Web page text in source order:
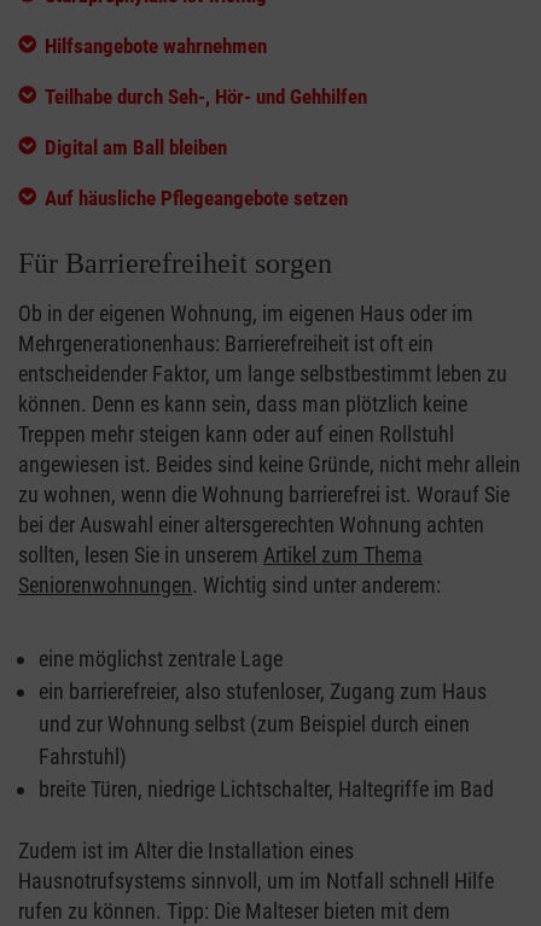
Hilfsangebote wahrnehmen
Teilhabe durch Seh-, Hör- und Gehhilfen
Digital am Ball bleiben
Auf häusliche Pflegeangebote setzen
Für Barrierefreiheit sorgen
Ob in der eigenen Wohnung, im eigenen Haus oder im
Mehrgenerationenhaus: Barrierefreiheit ist oft ein
entscheidender Faktor, um lange selbstbestimmt leben zu
können. Denn es kann sein, dass man plötzlich keine
Treppen mehr steigen kann oder auf einen Rollstuhl
angewiesen ist. Beides sind keine Gründe, nicht mehr allein
zu wohnen, wenn die Wohnung barrierefrei ist. Worauf Sie
bei der Auswahl einer altersgerechten Wohnung achten
sollten, lesen Sie in unserem Artikel zum Thema
Seniorenwohnungen. Wichtig sind unter anderem:
eine möglichst zentrale Lage
ein barrierefreier, also stufenloser, Zugang zum Haus
und zur Wohnung selbst (zum Beispiel durch einen
Fahrstuhl)
breite Türen, niedrige Lichtschalter, Haltegriffe im Bad
Zudem ist im Alter die Installation eines
Hausnotrufsystems sinnvoll, um im Notfall schnell Hilfe
rufen zu können. Tipp: Die Malteser bieten mit dem